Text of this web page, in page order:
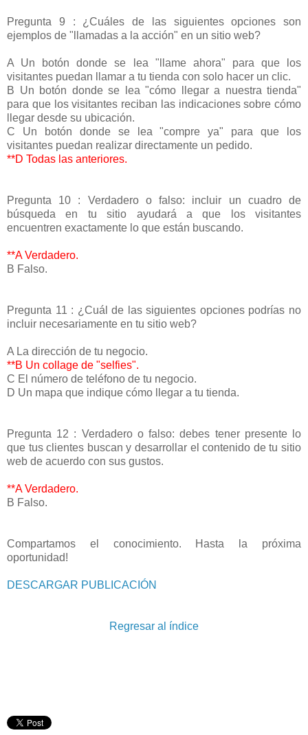
Pregunta 9 : ¿Cuáles de las siguientes opciones son
ejemplos de "llamadas a la acción" en un sitio web?
A Un botón donde se lea "llame ahora" para que los
visitantes puedan llamar a tu tienda con solo hacer un clic.
B Un botón donde se lea "cómo llegar a nuestra tienda"
para que los visitantes reciban las indicaciones sobre cómo
llegar desde su ubicación.
C Un botón donde se lea "compre ya" para que los
visitantes puedan realizar directamente un pedido.
**D Todas las anteriores.
Pregunta 10 : Verdadero o falso: incluir un cuadro de
búsqueda en tu sitio ayudará a que los visitantes
encuentren exactamente lo que están buscando.
**A Verdadero.
B Falso.
Pregunta 11 : ¿Cuál de las siguientes opciones podrías no
incluir necesariamente en tu sitio web?
A La dirección de tu negocio.
**B Un collage de "selfies".
C El número de teléfono de tu negocio.
D Un mapa que indique cómo llegar a tu tienda.
Pregunta 12 : Verdadero o falso: debes tener presente lo
que tus clientes buscan y desarrollar el contenido de tu sitio
web de acuerdo con sus gustos.
**A Verdadero.
B Falso.
Compartamos el conocimiento. Hasta la próxima
oportunidad!
DESCARGAR PUBLICACIÓN
Regresar al índice